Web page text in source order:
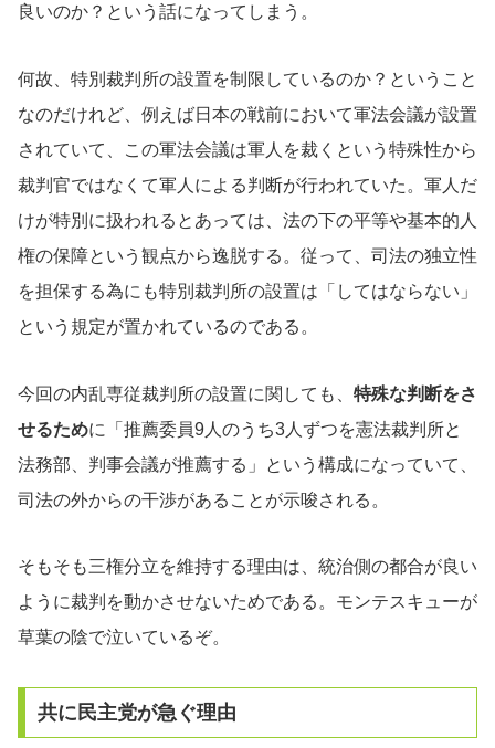
良いのか？という話になってしまう。
何故、特別裁判所の設置を制限しているのか？ということ
なのだけれど、例えば日本の戦前において軍法会議が設置
されていて、この軍法会議は軍人を裁くという特殊性から
裁判官ではなくて軍人による判断が行われていた。軍人だ
けが特別に扱われるとあっては、法の下の平等や基本的人
権の保障という観点から逸脱する。従って、司法の独立性
を担保する為にも特別裁判所の設置は「してはならない」
という規定が置かれているのである。
今回の内乱専従裁判所の設置に関しても、 特殊な判断をさ
せるために「推薦委員9人のうち3人ずつを憲法裁判所と
法務部、判事会議が推薦する」という構成になっていて、
司法の外からの干渉があることが示唆される。
そもそも三権分立を維持する理由は、統治側の都合が良い
ように裁判を動かさせないためである。モンテスキューが
草葉の陰で泣いているぞ。
共に民主党が急ぐ理由